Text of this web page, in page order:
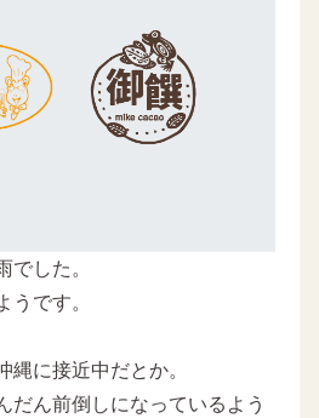
でした。
うです。
縄に接近中だとか。
だん前倒しになっているよう